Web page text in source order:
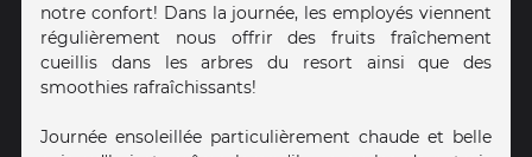
notre confort! Dans la journée, les employés viennent
régulièrement nous offrir des fruits fraîchement
cueillis dans les arbres du resort ainsi que des
smoothies rafraîchissants!
Journée ensoleillée particulièrement chaude et belle